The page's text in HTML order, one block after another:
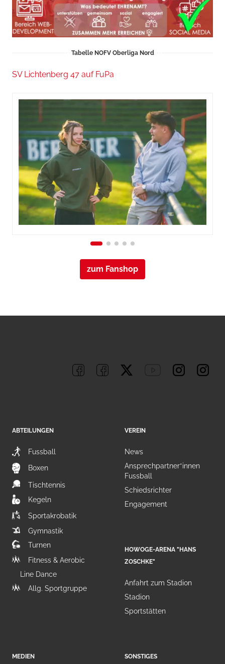
Tabelle NOFV Oberliga Nord
SV Lichtenberg 47 auf FuPa
zum Fanshop
ABTEILUNGEN
Fussball
Boxen
Tischtennis
Kegeln
Sportakrobatik
Gymnastik
Turnen
Fitness & Aerobic
Line Dance
Allg. Sportgruppe
VEREIN
News
Ansprechpartner*innen
Fussball
Schiedsrichter
Engagement
HOWOGE-ARENA "HANS
ZOSCHKE"
Anfahrt zum Stadion
Stadion
Sportstätten
MEDIEN SONSTIGES